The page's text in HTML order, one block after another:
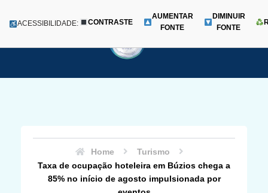
para
Menu
ACESSIBILIDADE: CONTRASTE
AUMENTAR
FONTE
DIMINUIR
FONTE
Home
Turismo
Taxa de ocupação hoteleira em Búzios chega a
85% no início de agosto impulsionada por